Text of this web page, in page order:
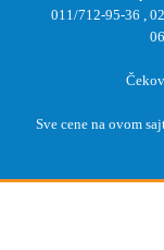
011/712-95-36 ,
Sve cene na ovom